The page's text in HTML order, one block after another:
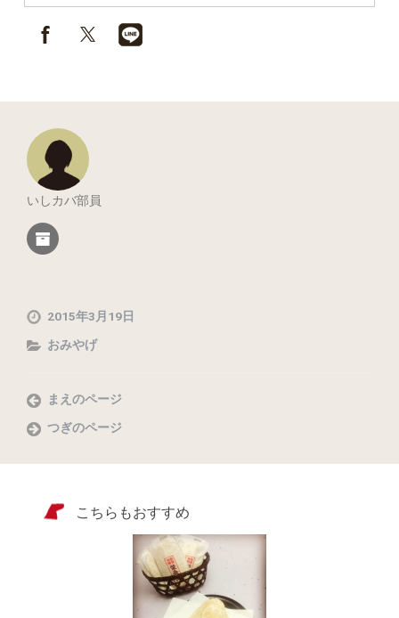
いしカバ部員
2015年3月19日
おみやげ
まえのページ
つぎのページ
こちらもおすすめ